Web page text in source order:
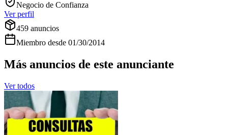
Negocio de Confianza
Ver perfil
459 anuncios
Miembro desde 01/30/2014
Más anuncios de este anunciante
Ver todos